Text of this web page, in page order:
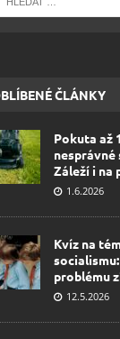
ČLÁNKY
Pokuta až
nesprávné
Záleží i na
1.6.2026
Kvíz na
problému
12.5.2026